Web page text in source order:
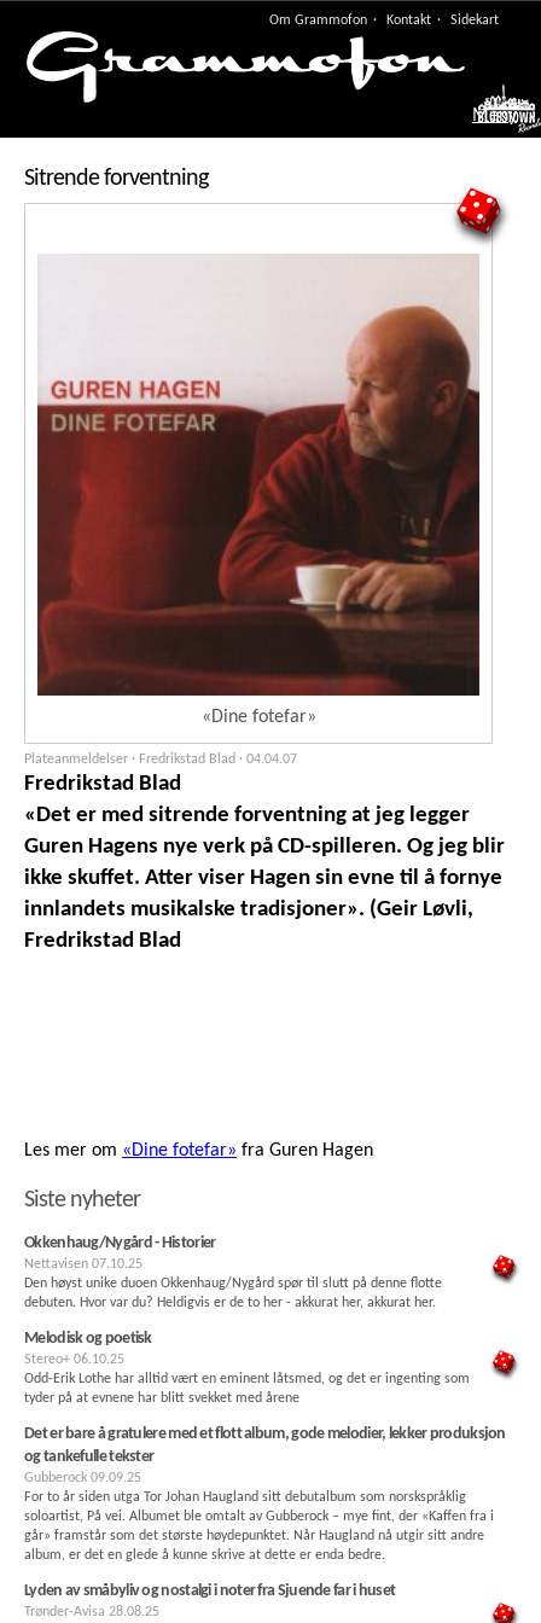
Om Grammofon Kontakt Sidekart
Meny
Sitrende forventning
«Dine fotefar»
Plateanmeldelser · Fredrikstad Blad · 04.04.07
Fredrikstad Blad
«Det er med sitrende forventning at jeg legger
Guren Hagens nye verk på CD-spilleren. Og jeg blir
ikke skuffet. Atter viser Hagen sin evne til å fornye
innlandets musikalske tradisjoner». (Geir Løvli,
Fredrikstad Blad
Les mer om «Dine fotefar» fra Guren Hagen
Siste nyheter
Okkenhaug/Nygård - Historier
Nettavisen 07.10.25
Den høyst unike duoen Okkenhaug/Nygård spør til slutt på denne flotte
debuten. Hvor var du? Heldigvis er de to her - akkurat her, akkurat her.
Melodisk og poetisk
Stereo+ 06.10.25
Odd-Erik Lothe har alltid vært en eminent låtsmed, og det er ingenting som
tyder på at evnene har blitt svekket med årene
Det er bare å gratulere med et flott album, gode melodier, lekker produksjon
og tankefulle tekster
Gubberock 09.09.25
For to år siden utga Tor Johan Haugland sitt debutalbum som norskspråklig
soloartist, På vei. Albumet ble omtalt av Gubberock – mye fint, der «Kaffen fra i
går» framstår som det største høydepunktet. Når Haugland nå utgir sitt andre
album, er det en glede å kunne skrive at dette er enda bedre.
Lyden av småbyliv og nostalgi i noter fra Sjuende far i huset
Trønder-Avisa 28.08.25